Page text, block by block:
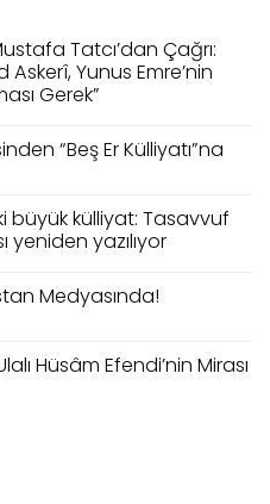
Tatcı’dan Çağrı:
Yunus Emre’nin
Gerek”
“Beş Er Külliyatı”na
büyük külliyat: Tasavvuf
yeniden yazılıyor
Medyasında!
Hüsâm Efendi’nin Mirası